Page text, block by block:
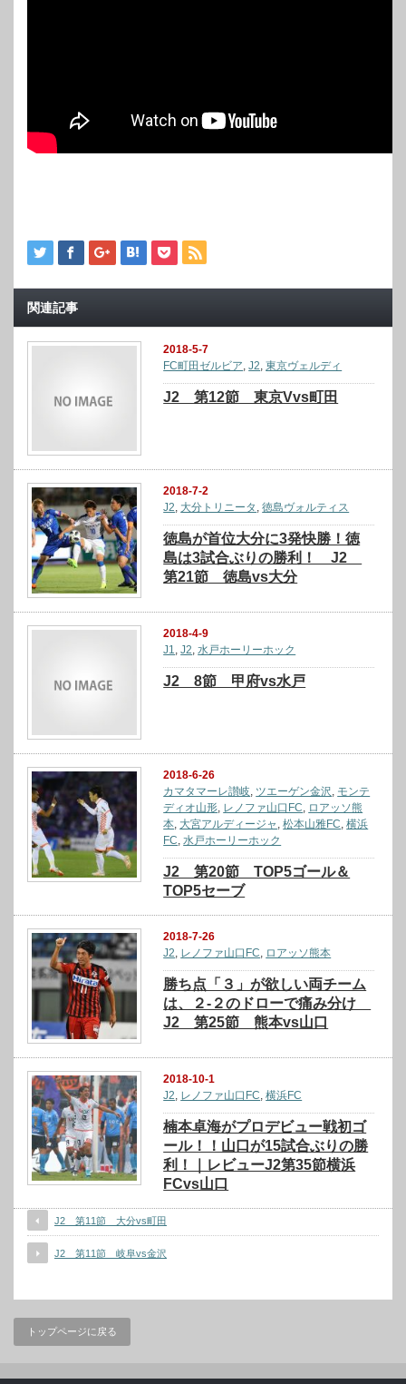
関連記事
2018-5-7
FC町田ゼルビア,J2,東京ヴェルディ
J2 第12節 東京Vvs町田
2018-7-2
J2, 大分トリニータ ,徳島ヴォルティス
徳島が首位大分に3発快勝！徳
島は3試合ぶりの勝利！ J2
第21節 徳島vs大分
2018-4-9
J1
,J2 ,水戸ホーリーホック
J2 8節 甲府vs水戸
2018-6-26
カマタマーレ讃岐, ツエーゲン金沢, モンテ
ディオ山形, レノファ山口FC, ロアッソ熊
本, 大宮アルディージャ ,松本山雅FC,横浜
FC,水戸ホーリーホック
J2 第20節 TOP5ゴール＆
TOP5セーブ
2018-7-26
J2, レノファ山口FC, ロアッソ熊本
勝ち点「３」が欲しい両チーム
は、２-２のドローで痛み分け
J2 第25節 熊本vs山口
2018-10-1
J2 レノファ山口FC ,横浜FC
楠本卓海がプロデビュー戦初ゴ
ール！！山口が15試合ぶりの勝
利！｜レビューJ2第35節横浜
FCvs山口
J2 第11節 大分vs町田
J2 第11節 岐阜vs金沢
トップページに戻る